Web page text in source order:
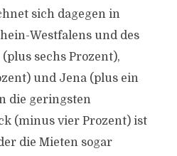
sich dagegen in
Westfalens und des
sechs Prozent),
und Jena (plus ein
die geringsten
(minus vier Prozent) ist
die Mieten sogar